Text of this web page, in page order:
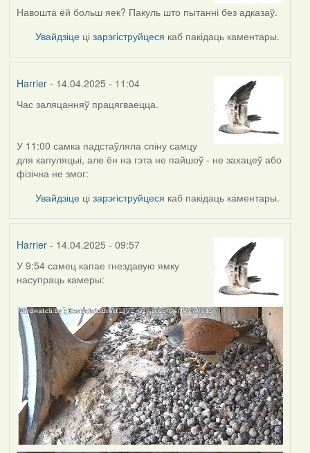
Навошта ёй больш яек? Пакуль што пытанні без адказаў.
Увайдзіце цізарэгіструйцеся каб пакідаць каментары.
Harrier- 14.04.2025 - 11:04
Час заляцанняў працягваецца.
У 11:00 самка падстаўляла спіну самцу
для капуляцыі, але ён на гэта не пайшоў - не захацеў або
фізічна не змог:
Увайдзіце цізарэгіструйцеся каб пакідаць каментары.
Harrier- 14.04.2025 - 09:57
У 9:54 самец капае гнездавую ямку
насупраць камеры: